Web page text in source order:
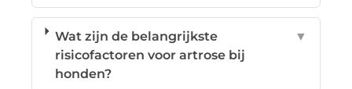
Wat zijn de belangrijkste
risicofactoren voor artrose bij
honden?
▼